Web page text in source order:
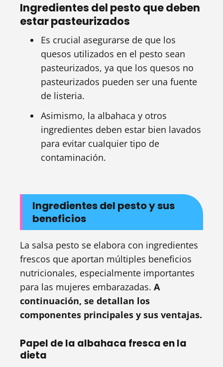
Ingredientes del pesto que deben
estar pasteurizados
Es crucial asegurarse de que los
quesos utilizados en el pesto sean
pasteurizados, ya que los quesos no
pasteurizados pueden ser una fuente
de listeria.
Asimismo, la albahaca y otros
ingredientes deben estar bien lavados
para evitar cualquier tipo de
contaminación.
Ingredientes del pesto y sus
beneficios
La salsa pesto se elabora con ingredientes
frescos que aportan múltiples beneficios
nutricionales, especialmente importantes
para las mujeres embarazadas. A
continuación, se detallan los
componentes principales y sus ventajas.
Papel de la albahaca fresca en la
dieta